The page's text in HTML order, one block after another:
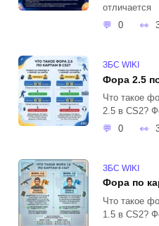
отличается
0
ЗБС WIKI
Фора 2.5
Что такое
2.5 в CS2?
0
ЗБС WIKI
Фора по
Что такое
1.5 в CS2?